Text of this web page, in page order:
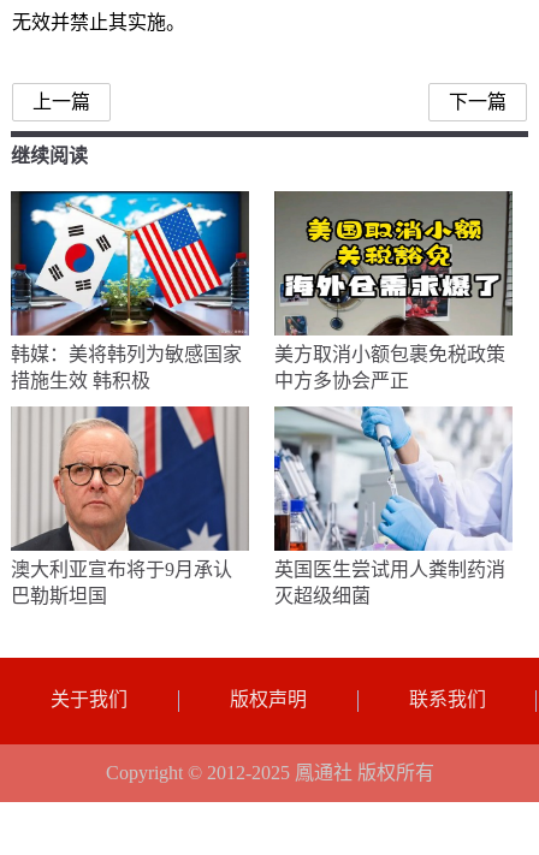
无效并禁止其实施。
上一篇 下一篇
继续阅读
韩媒：美将韩列为敏感国家
措施生效 韩积极
美方取消小额包裹免税政策
中方多协会严正
澳大利亚宣布将于9月承认
巴勒斯坦国
英国医生尝试用人粪制药消
灭超级细菌
关于我们 版权声明 联系我们
Copyright © 2012-2025 鳳通社 版权所有